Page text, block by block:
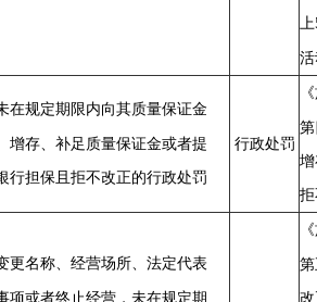
在规定期限内向其质量保证金
增存、补足质量保证金或者提
行担保且拒不改正的行政处罚
行政处罚
更名称、经营场所、法定代表
项或者终止经营，未在规定期